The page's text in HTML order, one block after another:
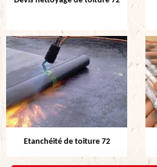
Etanchéité de toiture 72